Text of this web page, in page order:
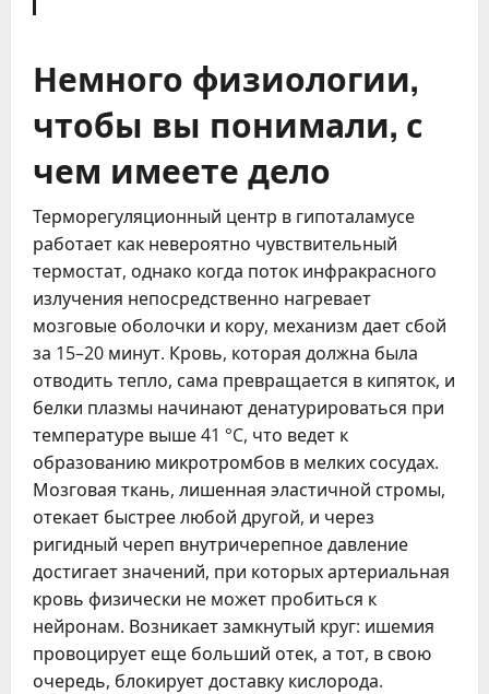
Немного физиологии,
чтобы вы понимали, с
чем имеете дело
Терморегуляционный центр в гипоталамусе
работает как невероятно чувствительный
термостат, однако когда поток инфракрасного
излучения непосредственно нагревает
мозговые оболочки и кору, механизм дает сбой
за 15–20 минут. Кровь, которая должна была
отводить тепло, сама превращается в кипяток, и
белки плазмы начинают денатурироваться при
температуре выше 41 °C, что ведет к
образованию микротромбов в мелких сосудах.
Мозговая ткань, лишенная эластичной стромы,
отекает быстрее любой другой, и через
ригидный череп внутричерепное давление
достигает значений, при которых артериальная
кровь физически не может пробиться к
нейронам. Возникает замкнутый круг: ишемия
провоцирует еще больший отек, а тот, в свою
очередь, блокирует доставку кислорода.